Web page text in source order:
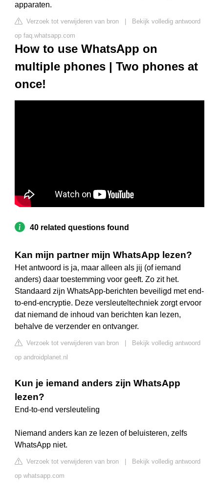
apparaten.
Verzoek tot verwijderen van bron
Bekijk volledig antwoord
op faq.whatsapp.com
How to use WhatsApp on
multiple phones | Two phones at
once!
40 related questions found
Kan mijn partner mijn WhatsApp lezen?
Het antwoord is ja, maar alleen als jij (of iemand
anders) daar toestemming voor geeft. Zo zit het.
Standaard zijn WhatsApp-berichten beveiligd met end-
to-end-encryptie. Deze versleuteltechniek zorgt ervoor
dat niemand de inhoud van berichten kan lezen,
behalve de verzender en ontvanger.
Verzoek tot verwijderen van bron
Bekijk volledig antwoord
op androidplanet.nl
Kun je iemand anders zijn WhatsApp
lezen?
End-to-end versleuteling
Niemand anders kan ze lezen of beluisteren, zelfs
WhatsApp niet.
Verzoek tot verwijderen van bron
Bekijk volledig antwoord
op whatsapp.com